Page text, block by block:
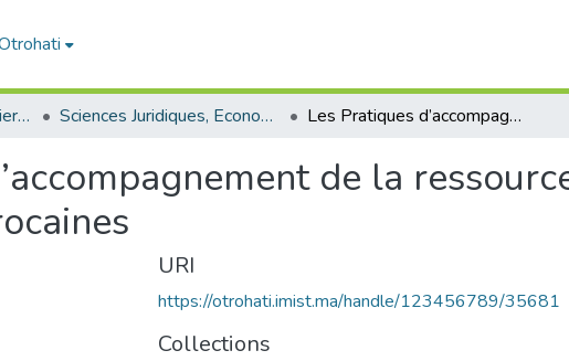
Université Hassan Premier- Settat Sciences Juridiques, Economiques et sociales et de Gestion Les Pratiques d’accompagnement de la ressource humaine dans les entreprises marocaines
de la
URI
https://otrohati.imist.ma/handle/123456789/35681
Collections